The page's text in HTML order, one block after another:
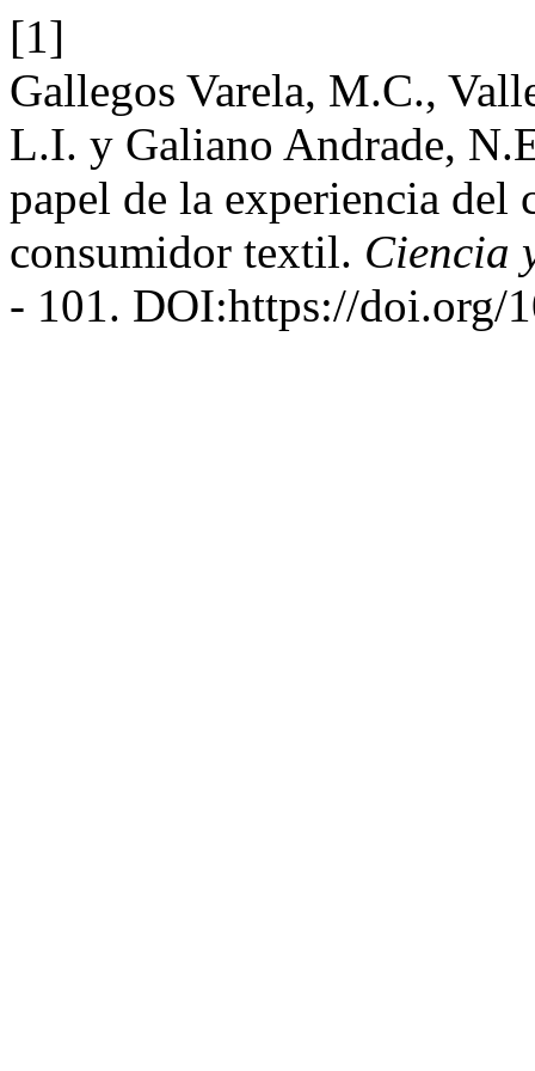
[1]
Gallegos Varela, M.C.,
L.I. y Galiano Andrade,
papel de la experiencia del
consumidor textil. Ciencia
- 101. DOI:https://doi.org/